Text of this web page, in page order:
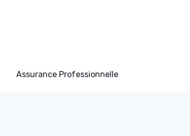
Assurance Professionnelle